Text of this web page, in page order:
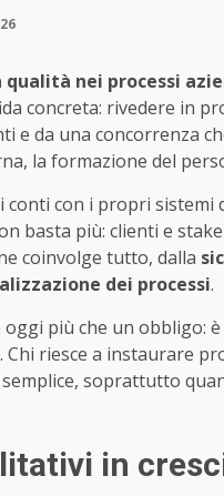
qualità nei processi
concreta: rivedere in
e da una concorrenza
la formazione del
conti con i propri sistemi
basta più: clienti e
coinvolge tutto, dalla
dei processi.
più che un obbligo:
Chi riesce a instaurare
soprattutto
in